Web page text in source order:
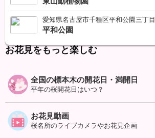
愛知県名古屋市千種区平和公園三丁目
平和公園
お花見をもっと楽しむ
全国の標本木の開花日・満開日
平年の桜開花日はいつ？
お花見動画
桜名所のライブカメラやお花見企画